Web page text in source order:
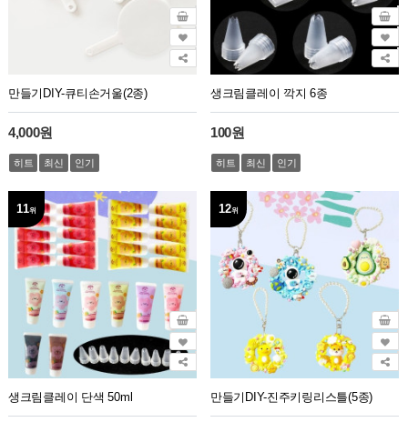
만들기DIY-큐티손거울(2종)
4,000원
히트 최신 인기
생크림클레이 깍지 6종
100원
히트 최신 인기
생크림클레이 단색 50ml
11위
만들기DIY-진주키링리스틀(5종)
12위